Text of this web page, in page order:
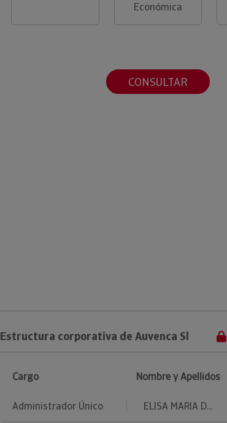
Económica
CONSULTAR
Estructura corporativa de Auvenca Sl
Cargo Nombre y Apellidos
Administrador Único ELISA MARIA D...